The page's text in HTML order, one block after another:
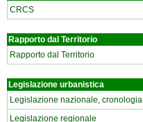
CRCS
Rapporto dal Territorio
Rapporto dal Territorio
Legislazione urbanistica
Legislazione nazionale, cronologia
Legislazione regionale